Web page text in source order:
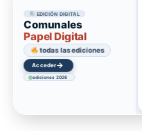
EDICIÓN DIGITAL
Comunales
Papel Digital
todas las ediciones
Acceder→
ediciones 2026